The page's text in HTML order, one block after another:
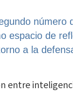
número
espacio de
a la
entre